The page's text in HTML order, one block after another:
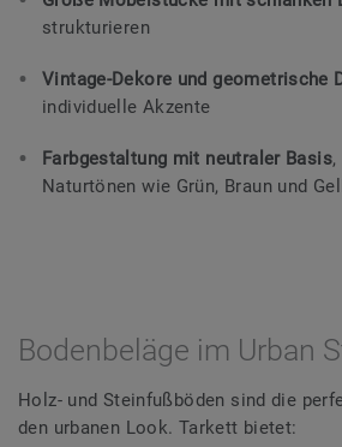
strukturieren
Vintage-Dekore und geometrische
individuelle Akzente
Farbgestaltung mit neutraler Basis,
Naturtönen wie Grün, Braun und
Bodenbeläge im Urban
Holz- und Steinfußböden sind die
den urbanen Look. Tarkett bietet: